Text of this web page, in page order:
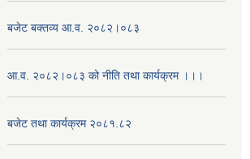
बजेट बक्तव्य आ.व. २०८२।०८३
आ.व. २०८२।०८३ को नीति तथा कार्यक्रम ।।।
बजेट तथा कार्यक्रम २०८१.८२